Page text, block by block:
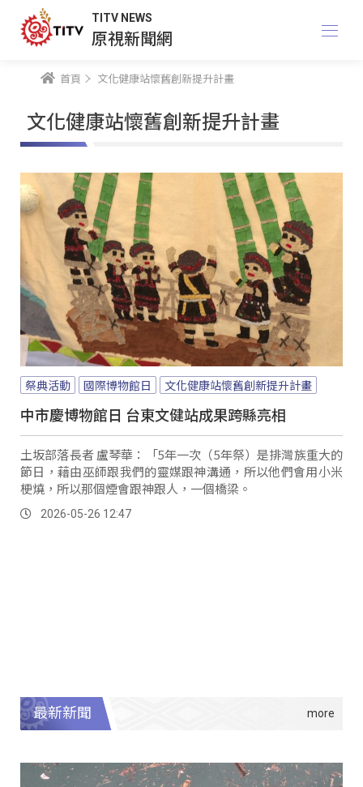
TITV NEWS
原視新聞網
首頁 文化健康站懷舊創新提升計畫
文化健康站懷舊創新提升計畫
祭典活動 國際博物館日 文化健康站懷舊創新提升計畫
中市慶博物館日 台東文健站成果跨縣亮相
土坂部落長者 盧琴華：「5年一次（5年祭）是排灣族重大的
節日，藉由巫師跟我們的靈媒跟神溝通，所以他們會用小米
梗燒，所以那個煙會跟神跟人，一個橋梁。
2026-05-26 12:47
最新新聞